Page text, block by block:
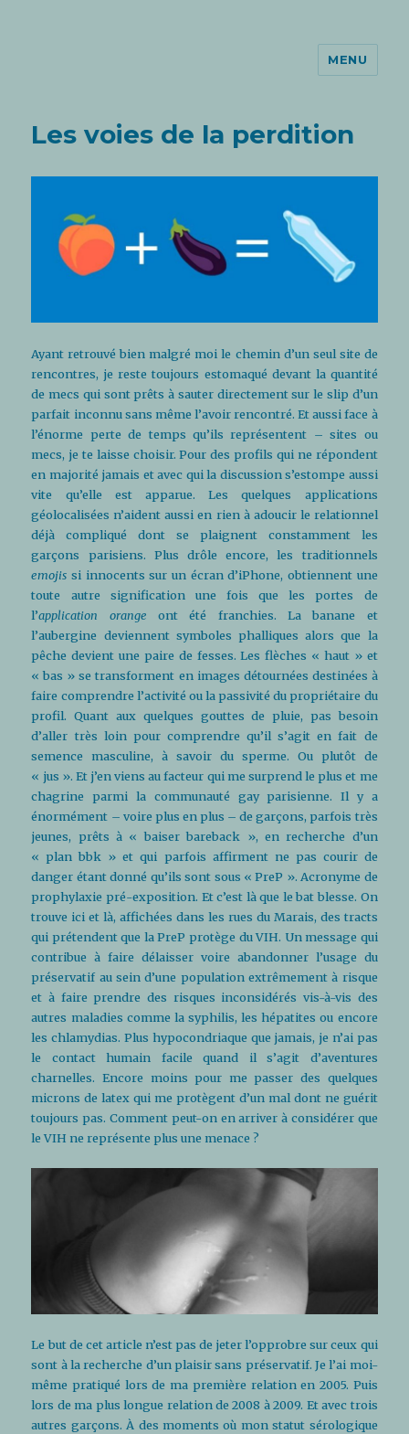
MENU
Les voies de la perdition
Ayant retrouvé bien malgré moi le chemin d’un seul site de
rencontres, je reste toujours estomaqué devant la quantité
de mecs qui sont prêts à sauter directement sur le slip d’un
parfait inconnu sans même l’avoir rencontré. Et aussi face à
l’énorme perte de temps qu’ils représentent – sites ou
mecs, je te laisse choisir. Pour des profils qui ne répondent
en majorité jamais et avec qui la discussion s’estompe aussi
vite qu’elle est apparue. Les quelques applications
géolocalisées n’aident aussi en rien à adoucir le relationnel
déjà compliqué dont se plaignent constamment les
garçons parisiens. Plus drôle encore, les traditionnels
emojis si innocents sur un écran d’iPhone, obtiennent une
toute autre signification une fois que les portes de
l’application orange ont été franchies. La banane et
l’aubergine deviennent symboles phalliques alors que la
pêche devient une paire de fesses. Les flèches « haut » et
« bas » se transforment en images détournées destinées à
faire comprendre l’activité ou la passivité du propriétaire du
profil. Quant aux quelques gouttes de pluie, pas besoin
d’aller très loin pour comprendre qu’il s’agit en fait de
semence masculine, à savoir du sperme. Ou plutôt de
« jus ». Et j’en viens au facteur qui me surprend le plus et me
chagrine parmi la communauté gay parisienne. Il y a
énormément – voire plus en plus – de garçons, parfois très
jeunes, prêts à « baiser bareback », en recherche d’un
« plan bbk » et qui parfois affirment ne pas courir de
danger étant donné qu’ils sont sous « PreP ». Acronyme de
prophylaxie pré-exposition. Et c’est là que le bat blesse. On
trouve ici et là, affichées dans les rues du Marais, des tracts
qui prétendent que la PreP protège du VIH. Un message qui
contribue à faire délaisser voire abandonner l’usage du
préservatif au sein d’une population extrêmement à risque
et à faire prendre des risques inconsidérés vis-à-vis des
autres maladies comme la syphilis, les hépatites ou encore
les chlamydias. Plus hypocondriaque que jamais, je n’ai pas
le contact humain facile quand il s’agit d’aventures
charnelles. Encore moins pour me passer des quelques
microns de latex qui me protègent d’un mal dont ne guérit
toujours pas. Comment peut-on en arriver à considérer que
le VIH ne représente plus une menace ?
Le but de cet article n’est pas de jeter l’opprobre sur ceux qui
sont à la recherche d’un plaisir sans préservatif. Je l’ai moi-
même pratiqué lors de ma première relation en 2005. Puis
lors de ma plus longue relation de 2008 à 2009. Et avec trois
autres garçons. À des moments où mon statut sérologique